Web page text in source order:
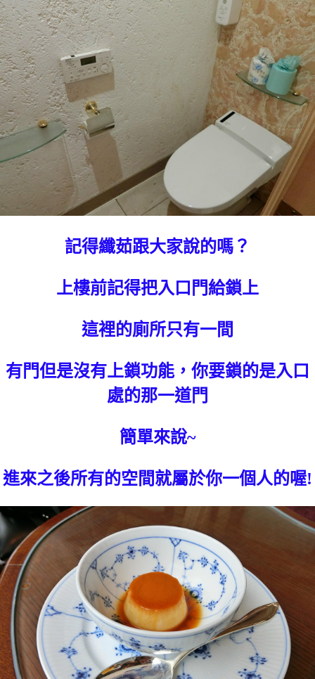
記得纖茹跟大家說的嗎？
上樓前記得把入口門給鎖上
這裡的廁所只有一間
有門但是沒有上鎖功能，你要鎖的是入口
處的那一道門
簡單來說~
進來之後所有的空間就屬於你一個人的喔!